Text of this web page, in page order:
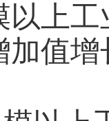
以上
加值